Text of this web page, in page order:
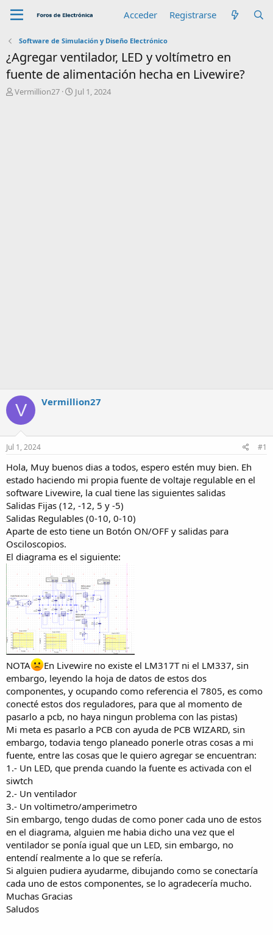
Acceder Registrarse
Software de Simulación y Diseño Electrónico
¿Agregar ventilador, LED y voltímetro en
fuente de alimentación hecha en Livewire?
A
Vermillion27
F
Jul 1, 2024
V Vermillion27
Jul 1, 2024 #1
Hola, Muy buenos dias a todos, espero estén muy bien. Eh
estado haciendo mi propia fuente de voltaje regulable en el
software Livewire, la cual tiene las siguientes salidas
Salidas Fijas (12, -12, 5 y -5)
Salidas Regulables (0-10, 0-10)
Aparte de esto tiene un Botón ON/OFF y salidas para
Osciloscopios.
El diagrama es el siguiente:
NOTA
En Livewire no existe el LM317T ni el LM337, sin
embargo, leyendo la hoja de datos de estos dos
componentes, y ocupando como referencia el 7805, es como
conecté estos dos reguladores, para que al momento de
pasarlo a pcb, no haya ningun problema con las pistas)
Mi meta es pasarlo a PCB con ayuda de PCB WIZARD, sin
embargo, todavia tengo planeado ponerle otras cosas a mi
fuente, entre las cosas que le quiero agregar se encuentran:
1.- Un LED, que prenda cuando la fuente es activada con el
siwtch
2.- Un ventilador
3.- Un voltimetro/amperimetro
Sin embargo, tengo dudas de como poner cada uno de estos
en el diagrama, alguien me habia dicho una vez que el
ventilador se ponía igual que un LED, sin embargo, no
entendí realmente a lo que se refería.
Si alguien pudiera ayudarme, dibujando como se conectaría
cada uno de estos componentes, se lo agradecería mucho.
Muchas Gracias
Saludos